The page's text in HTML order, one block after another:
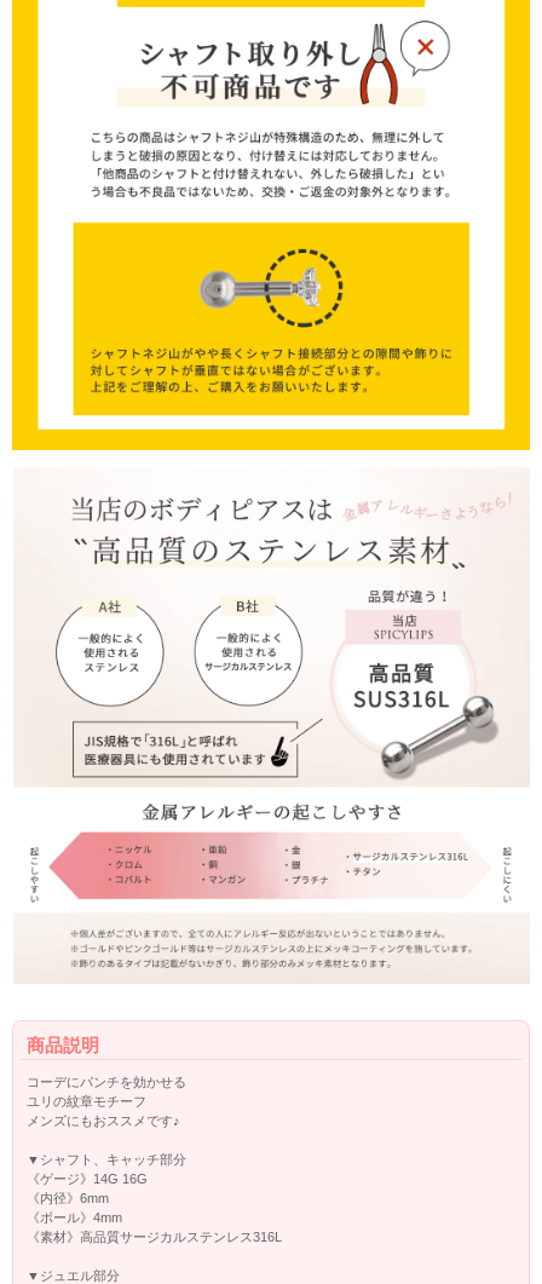
商品説明
コーデにパンチを効かせる
ユリの紋章モチーフ
メンズにもおススメです♪
▼シャフト、キャッチ部分
《ゲージ》14G 16G
《内径》6mm
《ボール》4mm
《素材》高品質サージカルステンレス316L
▼ジュエル部分